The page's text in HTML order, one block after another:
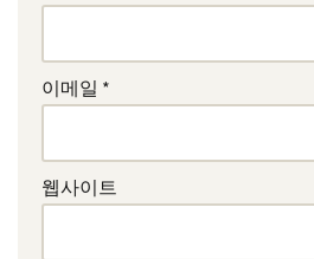
이메일 *
웹사이트